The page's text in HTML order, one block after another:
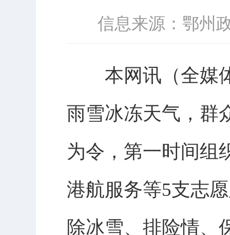
信息来源：鄂州
本网讯（全媒体
雨雪冰冻天气，群
为令，第一时间组
港航服务等5支志
除冰雪、排险情、